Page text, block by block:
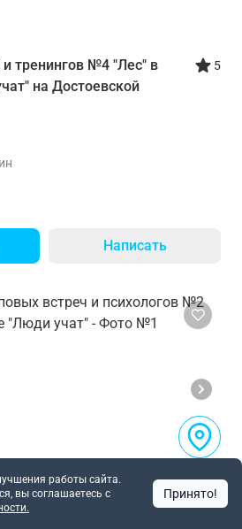
и тренингов №4 "Лес" в
на Достоевской
5
Написать
работы сайта.
вы соглашаетесь c
Принято!